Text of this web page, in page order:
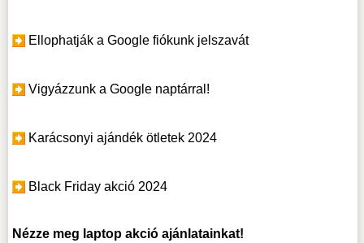
Ellophatják a Google fiókunk jelszavát
Vigyázzunk a Google naptárral!
Karácsonyi ajándék ötletek 2024
Black Friday akció 2024
Nézze meg laptop akcióajánlatainkat!